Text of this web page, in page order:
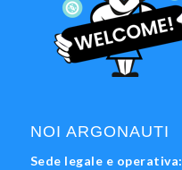
NOI ARGONAUTI
Sede legale e operativa: